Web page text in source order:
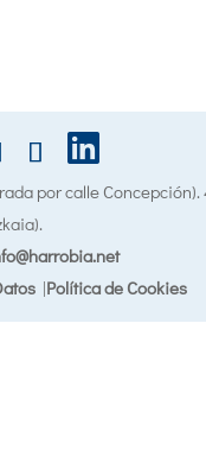
por calle
|Política de Cookies